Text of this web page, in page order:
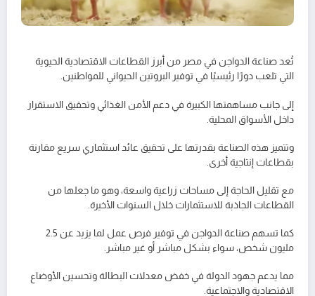
تُعد صناعة الدواجن في مصر من أبرز القطاعات الاقتصادية الحيوية
التي تلعب دورًا رئيسيًا في توفير البروتين الحيواني للمواطنين.
إلى جانب مساهمتها الكبيرة في دعم الأمن الغذائي وتحقيق الاستقرار
داخل الأسواق المحلية.
وتتميز هذه الصناعة بقدرتها على تحقيق عائد استثماري سريع مقارنة
بقطاعات إنتاجية أخرى.
مع تقليل الحاجة إلى مساحات زراعية واسعة، وهو ما جعلها من
القطاعات الجاذبة للاستثمارات خلال السنوات الأخيرة.
كما تسهم صناعة الدواجن في توفير فرص عمل لما يزيد عن 2.5
مليون شخص، سواء بشكل مباشر أو غير مباشر.
مما يدعم جهود الدولة في خفض معدلات البطالة وتحسين الأوضاع
الاقتصادية والاجتماعية.